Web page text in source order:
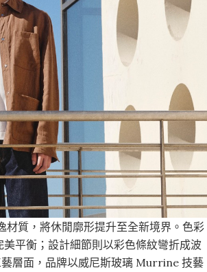
質，將休閒廓形提升至全新境界。色彩
平衡；設計細節則以彩色條紋彎折成波
層面，品牌以威尼斯玻璃 Murrine 技藝